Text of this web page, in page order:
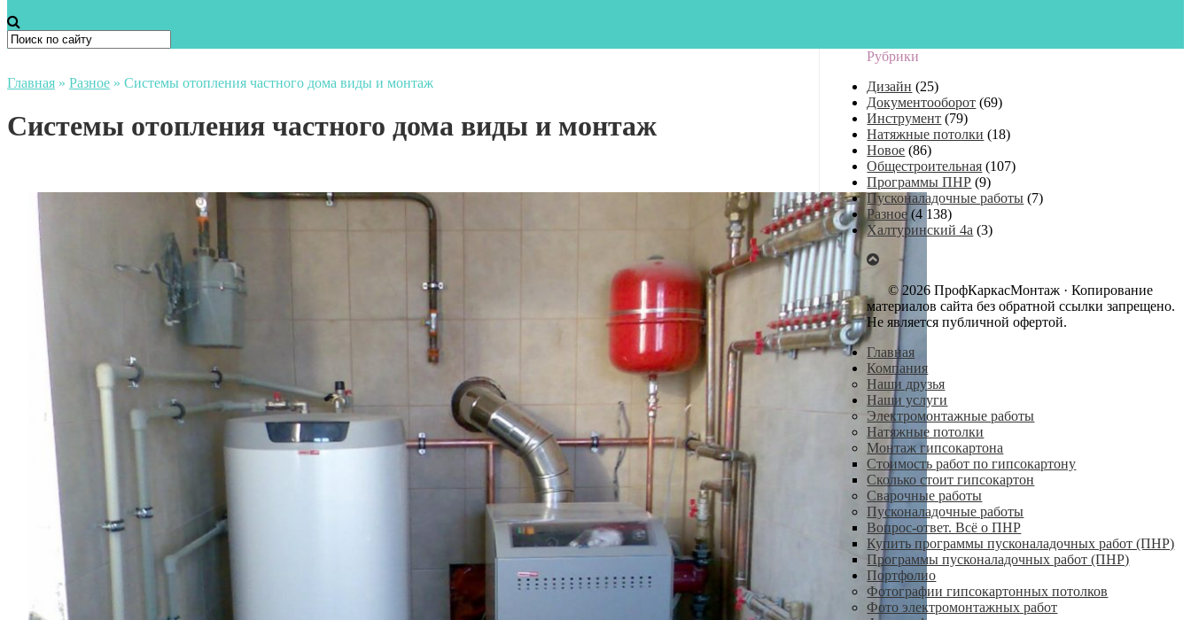
Главная » Разное » Системы отопления частного дома виды и монтаж
Системы отопления частного дома виды и монтаж
Рубрики
Дизайн (25)
Документооборот (69)
Инструмент (79)
Натяжные потолки (18)
Новое (86)
Общестроительная (107)
Программы ПНР (9)
Пусконаладочные работы (7)
Разное (4 138)
Халтуринский 4а (3)
© 2026 ПрофКаркасМонтаж · Копирование
материалов сайта без обратной ссылки запрещено.
Не является публичной офертой.
Главная
Компания
Наши друзья
Наши услуги
Электромонтажные работы
Натяжные потолки
Монтаж гипсокартона
Стоимость работ по гипсокартону
Сколько стоит гипсокартон
Сварочные работы
Пусконаладочные работы
Вопрос-ответ. Всё о ПНР
Купить программы пусконаладочных работ (ПНР)
Программы пусконаладочных работ (ПНР)
Портфолио
Фотографии гипсокартонных потолков
Фото электромонтажных работ